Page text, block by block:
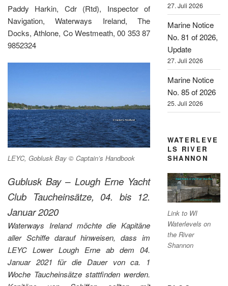
Paddy Harkin, Cdr (Rtd), Inspector of
Navigation, Waterways Ireland, The
Docks, Athlone, Co Westmeath, 00 353 87
9852324
LEYC, Goblusk Bay © Captain’s Handbook
Gublusk Bay – Lough Erne Yacht
Club Taucheinsätze, 04. bis 12.
Januar 2020
Waterways Ireland möchte die Kapitäne
aller Schiffe darauf hinweisen, dass im
LEYC Lower Lough Erne ab dem 04.
Januar 2021 für die Dauer von ca. 1
Woche Taucheinsätze stattfinden werden.
27. Juli 2026
Marine Notice
No. 81 of 2026,
Update
27. Juli 2026
Marine Notice
No. 85 of 2026
25. Juli 2026
WATERLEVE
LS RIVER
SHANNON
Link to WI
Waterlevels on
the River
Shannon